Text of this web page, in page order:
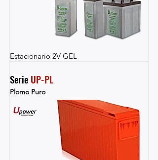
Estacionario 2V GEL
Serie UP-PL
Plomo Puro